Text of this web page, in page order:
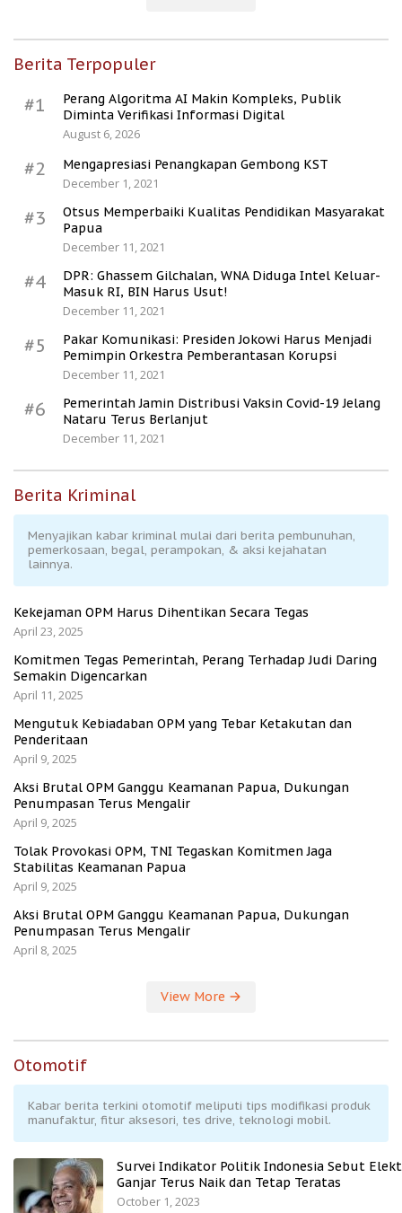
Berita Terpopuler
#1
Perang Algoritma AI Makin Kompleks, Publik
Diminta Verifikasi Informasi Digital
August 6, 2026
#2
Mengapresiasi Penangkapan Gembong KST
December 1, 2021
#3
Otsus Memperbaiki Kualitas Pendidikan Masyarakat
Papua
December 11, 2021
#4
DPR: Ghassem Gilchalan, WNA Diduga Intel Keluar-
Masuk RI, BIN Harus Usut!
December 11, 2021
#5
Pakar Komunikasi: Presiden Jokowi Harus Menjadi
Pemimpin Orkestra Pemberantasan Korupsi
December 11, 2021
#6
Pemerintah Jamin Distribusi Vaksin Covid-19 Jelang
Nataru Terus Berlanjut
December 11, 2021
Berita Kriminal
Menyajikan kabar kriminal mulai dari berita pembunuhan,
pemerkosaan, begal, perampokan, & aksi kejahatan
lainnya.
Kekejaman OPM Harus Dihentikan Secara Tegas
April 23, 2025
Komitmen Tegas Pemerintah, Perang Terhadap Judi Daring
Semakin Digencarkan
April 11, 2025
Mengutuk Kebiadaban OPM yang Tebar Ketakutan dan
Penderitaan
April 9, 2025
Aksi Brutal OPM Ganggu Keamanan Papua, Dukungan
Penumpasan Terus Mengalir
April 9, 2025
Tolak Provokasi OPM, TNI Tegaskan Komitmen Jaga
Stabilitas Keamanan Papua
April 9, 2025
Aksi Brutal OPM Ganggu Keamanan Papua, Dukungan
Penumpasan Terus Mengalir
April 8, 2025
View More
Otomotif
Kabar berita terkini otomotif meliputi tips modifikasi produk
manufaktur, fitur aksesori, tes drive, teknologi mobil.
Survei Indikator Politik Indonesia Sebut
Ganjar Terus Naik dan Tetap Teratas
October 1, 2023